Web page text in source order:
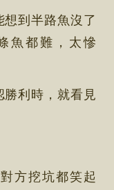
到半路魚沒了
魚都難，太慘
利時，就看見
方挖坑都笑起